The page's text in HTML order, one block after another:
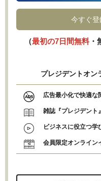
今すぐ
（最初の7日間無料・
プレジデントオン
広告最小化で快適な
雑誌『プレジデント
ビジネスに役立つ学
会員限定オンライン